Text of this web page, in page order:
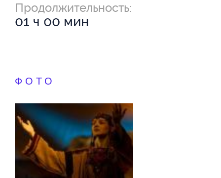
Продолжительность:
01 ч 00 мин
ФОТО